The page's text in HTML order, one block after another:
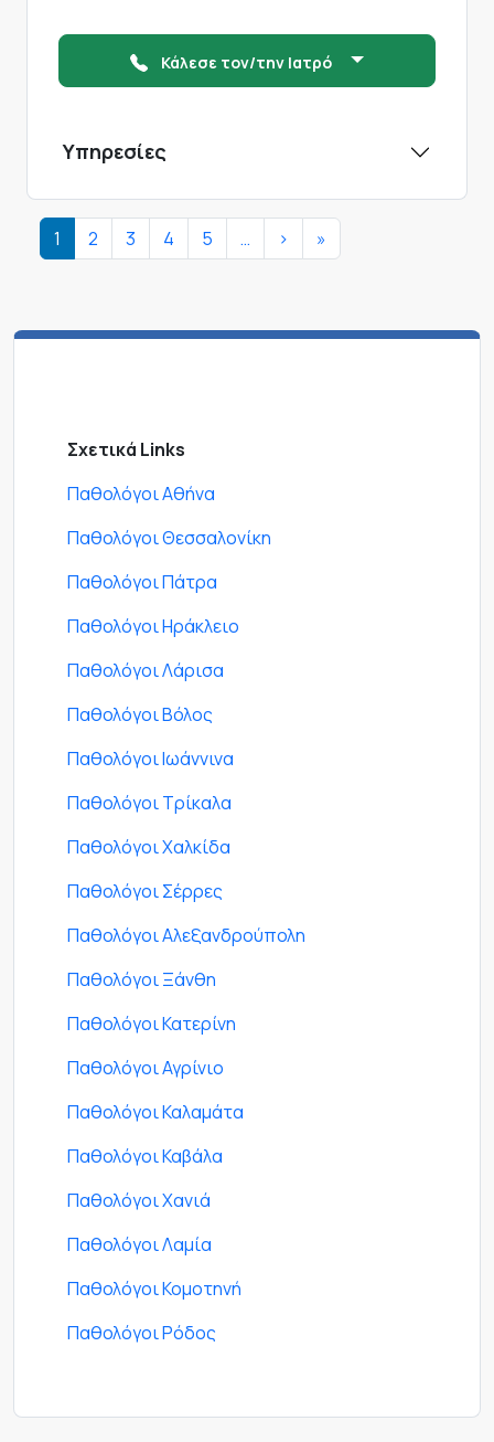
Κάλεσε τον/την Ιατρό
Υπηρεσίες
Σελιδοποίηση
1 2 3 4 5 … > Next page
»
Σχετικά Links
Παθολόγοι Αθήνα
Παθολόγοι Θεσσαλονίκη
Παθολόγοι Πάτρα
Παθολόγοι Ηράκλειο
Παθολόγοι Λάρισα
Παθολόγοι Βόλος
Παθολόγοι Ιωάννινα
Παθολόγοι Τρίκαλα
Παθολόγοι Χαλκίδα
Παθολόγοι Σέρρες
Παθολόγοι Αλεξανδρούπολη
Παθολόγοι Ξάνθη
Παθολόγοι Κατερίνη
Παθολόγοι Αγρίνιο
Παθολόγοι Καλαμάτα
Παθολόγοι Καβάλα
Παθολόγοι Χανιά
Παθολόγοι Λαμία
Παθολόγοι Κομοτηνή
Παθολόγοι Ρόδος